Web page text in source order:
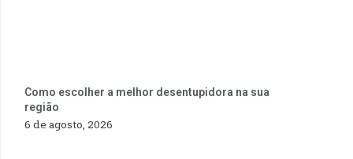
Como escolher a melhor desentupidora na sua
região
6 de agosto, 2026